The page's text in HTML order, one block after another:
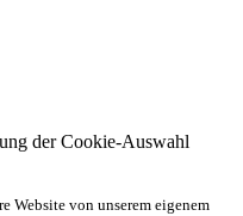
der Cookie-Auswahl
Website von unserem eigenem